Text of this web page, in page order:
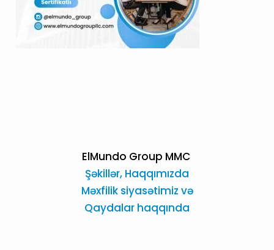
ElMundo Group MMC
Şəkillər, Haqqımızda
Məxfilik siyasətimiz və
Qaydalar haqqında